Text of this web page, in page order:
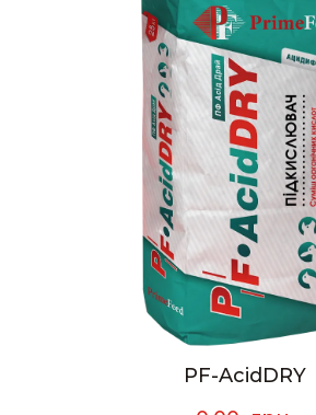
PF-AcidDRY